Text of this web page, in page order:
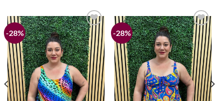
-28%
Añadir
a la
lista de
deseos
-28%
Añadir
a la
lista de
deseos